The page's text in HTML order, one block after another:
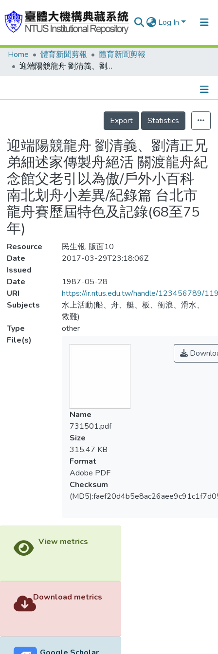
Log In
Communities & Collections
Statistics
Home 體育新聞剪報
體育新聞剪報
迎端陽競龍舟 劉清義、劉清正兄弟細述家傳製舟絕活 關渡龍舟紀念館父老引以為傲/戶外小百科 南北划舟小差異/紀錄篇 台北市龍舟賽歷屆特色及記錄(68至75年)
Details
Export
Statistics
迎端陽競龍舟 劉清義、劉清正兄
弟細述家傳製舟絕活 關渡龍舟紀
念館父老引以為傲/戶外小百科
南北划舟小差異/紀錄篇 台北市
龍舟賽歷屆特色及記錄(68至75
年)
Resource
民生報, 版面10
Date
Issued
2017-03-29T23:18:06Z
Date
1987-05-28
URI
https://ir.ntus.edu.tw/handle/123456789/
Subjects
水上活動(船、舟、艇、板、衝浪、滑水、
救難)
Type
other
File(s)
Name
731501.pdf
Size
315.47 KB
Format
Adobe PDF
Checksum
View metrics
Download metrics